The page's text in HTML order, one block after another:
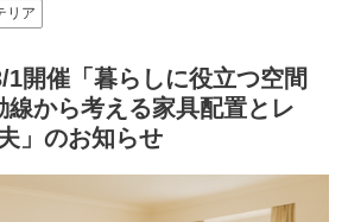
リア
1開催「暮らしに役立つ空間
線から考える家具配置とレ
」のお知らせ